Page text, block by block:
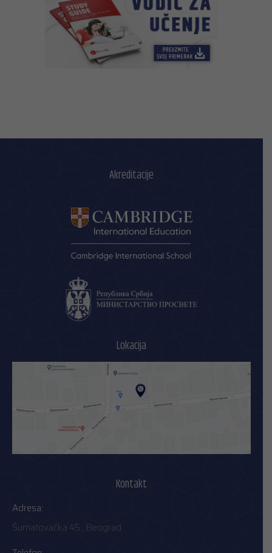
Akreditacije
Lokacija
Kontakt
Adresa:
Šumatovačka 45 , Beograd